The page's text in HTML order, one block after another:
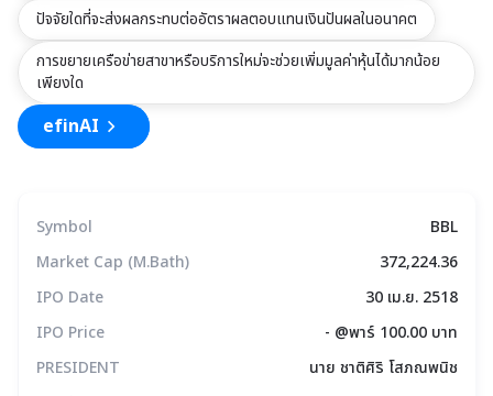
xxxxxxxxxxxxxxxxxxxxxxxxxxxxxx
ปัจจัยใดที่จะส่งผลกระทบต่ออัตราผลตอบแทนเงินปันผลในอนาคต
การขยายเครือข่ายสาขาหรือบริการใหม่จะช่วยเพิ่มมูลค่าหุ้นได้มากน้อย
เพียงใด
efinAI
Symbol
BBL
Market Cap (M.Bath)
372,224.36
IPO Date
30 เม.ย. 2518
IPO Price
- @พาร์ 100.00 บาท
PRESIDENT
นาย ชาติศิริ โสภณพนิช